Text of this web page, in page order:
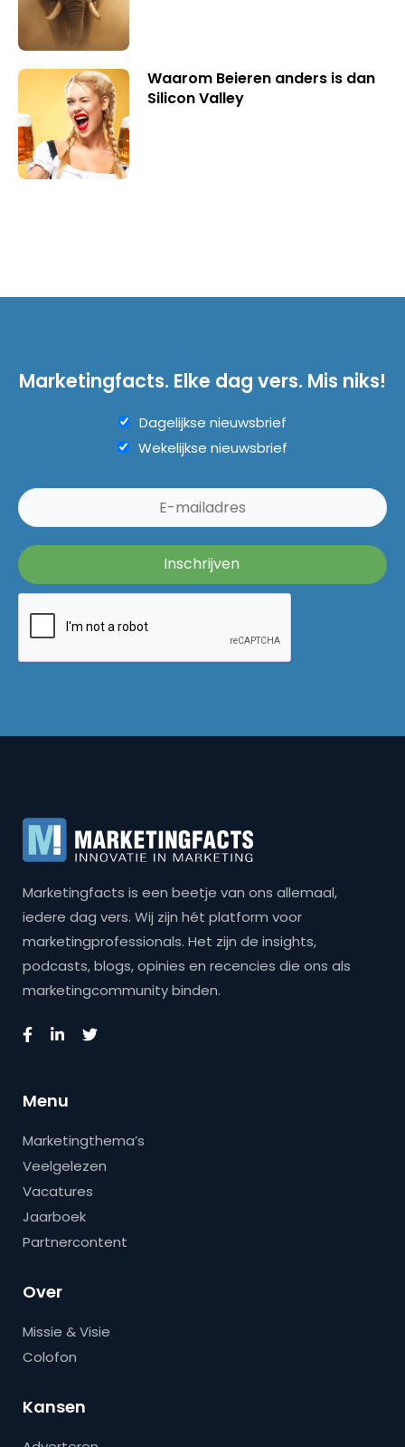
Waarom Beieren anders is dan
Silicon Valley
Marketingfacts. Elke dag vers. Mis niks!
Dagelijkse nieuwsbrief
Wekelijkse nieuwsbrief
Marketingfacts is een beetje van ons allemaal,
iedere dag vers. Wij zijn hét platform voor
marketingprofessionals. Het zijn de insights,
podcasts, blogs, opinies en recencies die ons als
marketingcommunity binden.
Menu
Marketingthema’s
Veelgelezen
Vacatures
Jaarboek
Partnercontent
Over
Missie & Visie
Colofon
Kansen